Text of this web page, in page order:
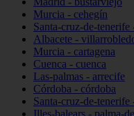
Murcia - cehegín
Santa-cruz-de-
Albacete -
Murcia - cartagena
Cuenca - cuenca
Las-palmas - arrecife
Córdoba - córdoba
Santa-cruz-de-
Illes-balears - palma-